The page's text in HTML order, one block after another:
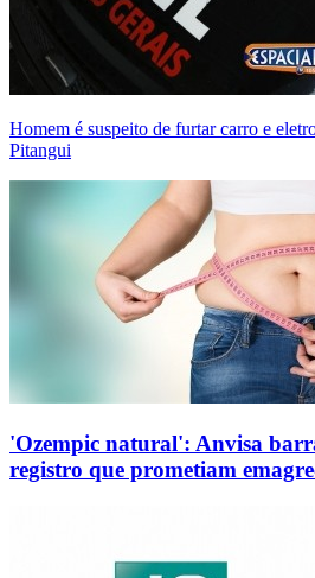
Homem é suspeito de furtar carro e
Pitangui
'Ozempic natural': Anvisa
registro que prometiam